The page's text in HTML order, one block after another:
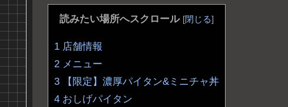
読みたい場所へスクロール [閉じる]
1 店舗情報
2 メニュー
3 【限定】濃厚パイタン&ミニチャ丼
4 おしげパイタン